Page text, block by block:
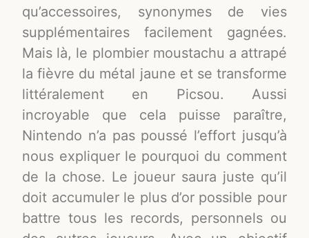
qu’accessoires, synonymes de vies
supplémentaires facilement gagnées.
Mais là, le plombier moustachu a attrapé
la fièvre du métal jaune et se transforme
littéralement en Picsou. Aussi
incroyable que cela puisse paraître,
Nintendo n’a pas poussé l’effort jusqu’à
nous expliquer le pourquoi du comment
de la chose. Le joueur saura juste qu’il
doit accumuler le plus d’or possible pour
battre tous les records, personnels ou